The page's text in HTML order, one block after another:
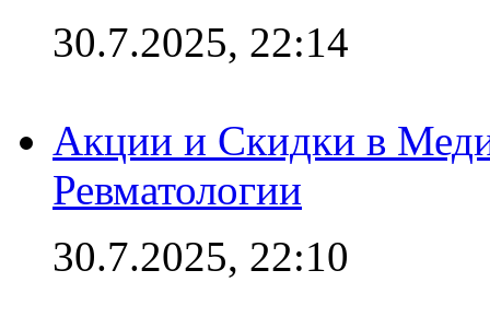
30.7.2025, 22:14
Акции и Скидки в
Ревматологии
30.7.2025, 22:10